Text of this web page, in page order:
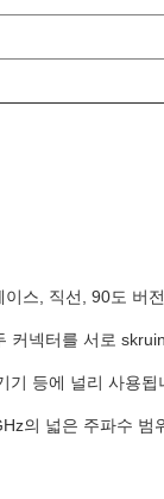
스, 직선, 90도 버
커넥터를 서로
기 등에 널리 사용됩
의 넓은 주파수 범